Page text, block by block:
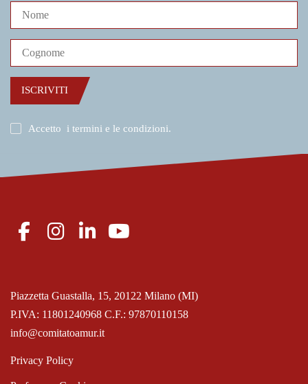
ISCRIVITI
Accetto i termini e le condizioni.
P.IVA: 11801240968 C.F.: 97870110158
Piazzetta Guastalla, 15, 20122 Milano (MI)
info@comitatoamur.it
Privacy Policy